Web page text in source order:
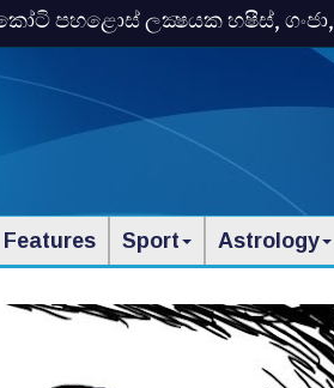
පහළොස්‌ ලක්‍ෂයක හෂීස්‌, ගංජා,
Features Sport Astrology